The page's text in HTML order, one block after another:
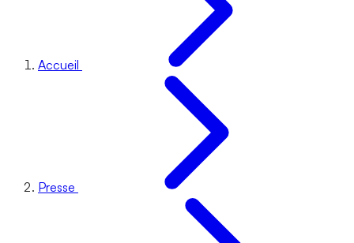
Accueil
Presse